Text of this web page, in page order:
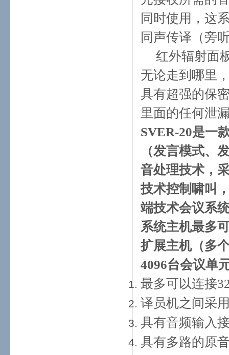
同时使用，这
同声传译（旁
红外辐射面
无论走到哪里
具有超强的保
里面的任何泄
SVER-20是一
（发言模式、
音处理技术，
技术控制啸叫
端技术会议系
系统主机最多
扩展主机（多
4096台会议单
最多可以连接
译员机之间采
具有音频输入
具有多路的原